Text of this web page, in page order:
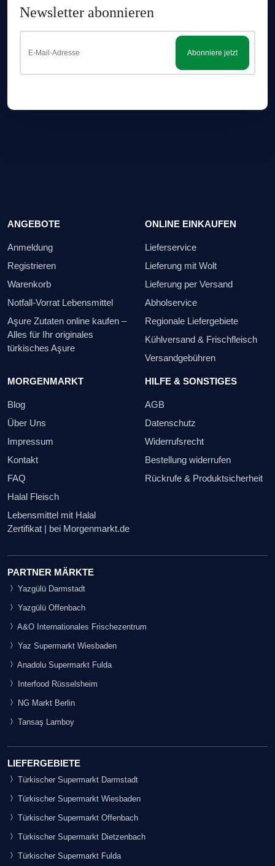
Newsletter abonnieren
Abonniere jetzt
ANGEBOTE
Anmeldung
Registrieren
Warenkorb
Notfall-Vorrat Lebensmittel
Aşure Zutaten online kaufen –
Alles für Ihr originales
türkisches Aşure
ONLINE EINKAUFEN
Lieferservice
Lieferung mit Wolt
Lieferung per Versand
Abholservice
Regionale Liefergebiete
Kühlversand & Frischfleisch
Versandgebühren
MORGENMARKT
Blog
Über Uns
Impressum
Kontakt
FAQ
Halal Fleisch
Lebensmittel mit Halal
Zertifikat | bei Morgenmarkt.de
HILFE & SONSTIGES
AGB
Datenschutz
Widerrufsrecht
Bestellung widerrufen
Rückrufe & Produktsicherheit
PARTNER MÄRKTE
Yazgülü Darmstadt
Yazgülü Offenbach
A&O Internationales Frischezentrum
Yaz Supermarkt Wiesbaden
Anadolu Supermarkt Fulda
Interfood Rüsselsheim
NG Markt Berlin
Tansaş Lamboy
LIEFERGEBIETE
Türkischer Supermarkt Darmstadt
Türkischer Supermarkt Wiesbaden
Türkischer Supermarkt Offenbach
Türkischer Supermarkt Dietzenbach
Türkischer Supermarkt Fulda